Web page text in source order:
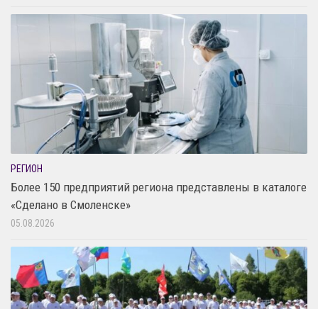
РЕГИОН
Более 150 предприятий региона представлены в каталоге
«Сделано в Смоленске»
05.08.2026